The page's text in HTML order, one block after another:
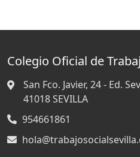
Colegio Oficial de
San Fco. Javier, 24 - Ed.
41018SEVILLA
954661861